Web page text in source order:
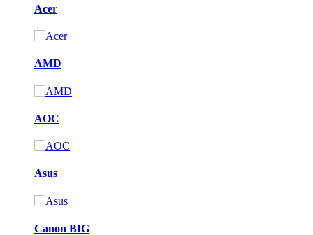
Acer
AMD
AOC
Asus
Canon BIG